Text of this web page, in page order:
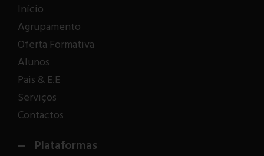
Início
Agrupamento
Oferta Formativa
Alunos
Pais & E.E
Serviços
Contactos
Plataformas